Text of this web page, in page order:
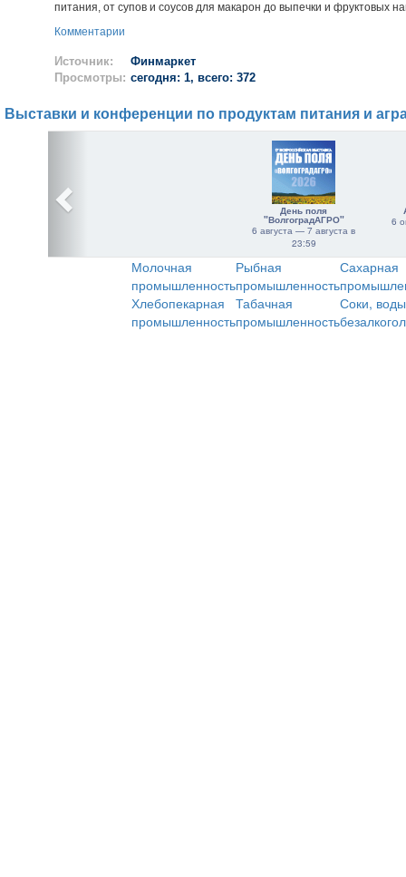
питания, от супов и соусов для макарон до выпечки и фруктовых
Комментарии
Источник:
Финмаркет
Просмотры: сегодня: 1, всего: 372
Выставки и конференции по продуктам питания и
День поля
"ВолгоградАГРО"
6 августа — 7 августа в
23:59
6
Молочная
промышленность
Рыбная
промышленность
Сахарная
Хлебопекарная
промышленность
Табачная
промышленность
Соки,